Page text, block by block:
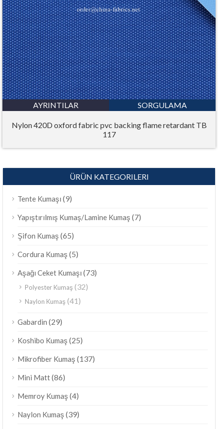
AYRINTILAR SORGULAMA
Nylon 420D oxford fabric pvc backing flame retardant TB
117
ÜRÜN KATEGORILERI
Tente Kumaşı (9)
Yapıştırılmış Kumaş/Lamine Kumaş (7)
Şifon Kumaş (65)
Cordura Kumaş (5)
Aşağı Ceket Kumaşı (73)
Polyester Kumaş (32)
Naylon Kumaş (41)
Gabardin (29)
Koshibo Kumaş (25)
Mikrofiber Kumaş (137)
Mini Matt(86)
Memroy Kumaş (4)
Naylon Kumaş (39)